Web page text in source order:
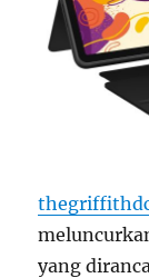
yang